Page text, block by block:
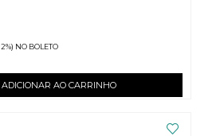
2%) NO BOLETO
ADICIONAR AO CARRINHO